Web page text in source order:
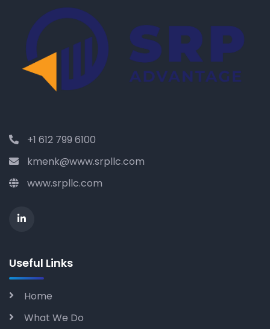
+1 612 799 6100
kmenk@www.srpllc.com
www.srpllc.com
Useful Links
Home
What We Do